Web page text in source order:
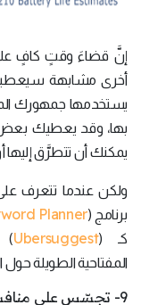
أخرى مشابهة
يستخدمها جمهورك
بها، وقد يعطيك بعض
يمكنك أن تتطرَّق إليها
ولكن عندما تتعرف
برنامج (Planner
كـ (Ubersuggest
)
المفتاحية الطويلة
9- تجسّس على منافسيك: